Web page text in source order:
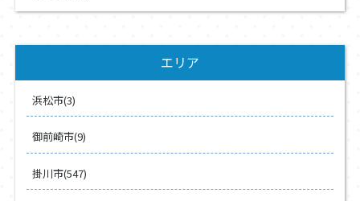
エリア
浜松市(3)
御前崎市(9)
掛川市(547)